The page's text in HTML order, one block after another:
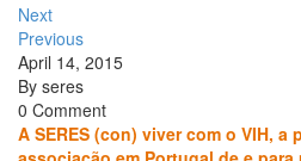
Next
Previous
April 14, 2015
By seres
0 Comment
A SERES (con) viver com o VIH, a